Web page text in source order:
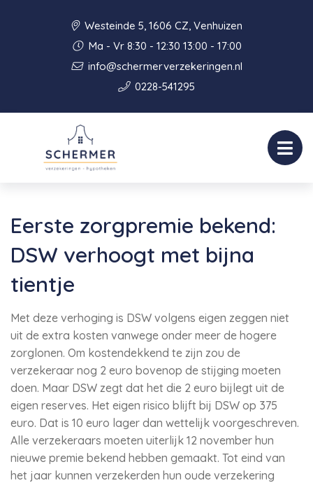
Westeinde 5, 1606 CZ, Venhuizen
Ma - Vr 8:30 - 12:30 13:00 - 17:00
info@schermerverzekeringen.nl
0228-541295
Eerste zorgpremie bekend:
DSW verhoogt met bijna
tientje
Met deze verhoging is DSW volgens eigen zeggen niet
uit de extra kosten vanwege onder meer de hogere
zorglonen. Om kostendekkend te zijn zou de
verzekeraar nog 2 euro bovenop de stijging moeten
doen. Maar DSW zegt dat het die 2 euro bijlegt uit de
eigen reserves. Het eigen risico blijft bij DSW op 375
euro. Dat is 10 euro lager dan wettelijk voorgeschreven.
Alle verzekeraars moeten uiterlijk 12 november hun
nieuwe premie bekend hebben gemaakt. Tot eind van
het jaar kunnen verzekerden hun oude verzekering